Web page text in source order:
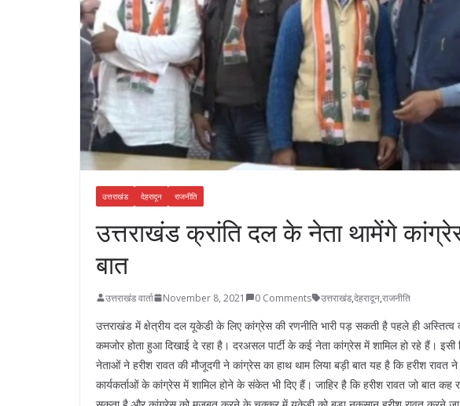
उत्तराखंड देहरादून राजनीति
उत्तराखंड क्रांति दल के नेता थामेंगे
बात
उत्तराखंड वार्ता November 8, 2021 0 Comments उत्तराखंड,देहरादून,राजनीति
उत्तराखंड में क्षेत्रीय दल यूकेडी के लिए कांग्रेस की रणनीति भारी पड़ सकती है पहले ही
कमजोर होता हुआ दिखाई दे रहा है। दरअसल पार्टी के कई नेता कांग्रेस में शामिल हो रहे हैं। इसी
नेताओं ने हरीश रावत की मौजूदगी ने कांग्रेस का हाथ थाम लिया बड़ी बात यह है कि हरीश रावत
कार्यकर्ताओं के कांग्रेस में शामिल होने के संकेत भी दिए हैं। जाहिर है कि हरीश रावत जो बात